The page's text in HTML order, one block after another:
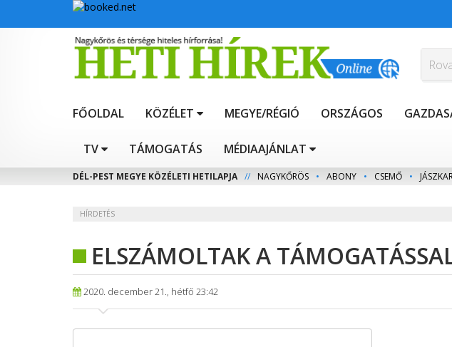
FŐOLDAL KÖZÉLET MEGYE/RÉGIÓ ORSZÁGOS
TV TÁMOGATÁS MÉDIAAJÁNLAT
DÉL-PEST MEGYE KÖZÉLETI HETILAPJA // NAGYKŐRÖS • ABONY • CSEMŐ •
HÍRDETÉS
ELSZÁMOLTAK A
2020. december 21., hétfő 23:42